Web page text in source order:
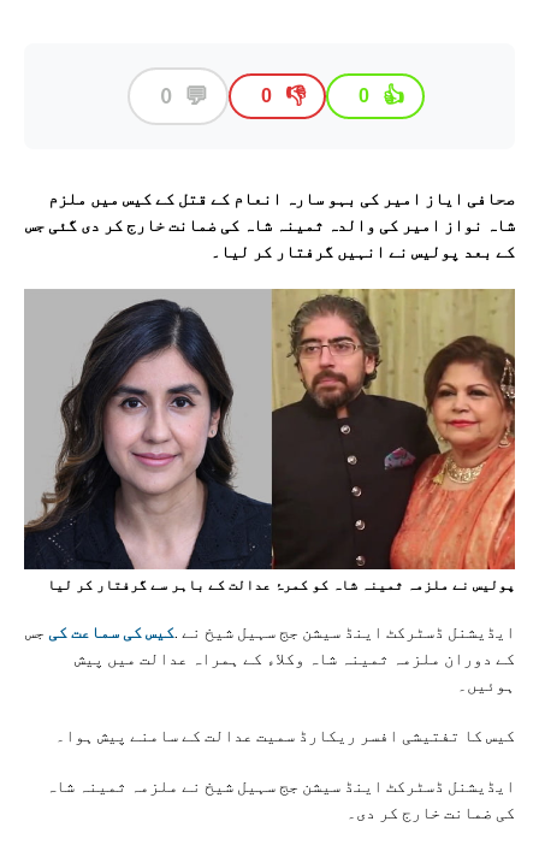
👍
0
👎
0
💬
0
صحافی ایاز امیر کی بہو سارہ انعام کے قتل کے کیس میں ملزم
شاہ نواز امیر کی والدہ ثمینہ شاہ کی ضمانت خارج کر دی گئی جس
کے بعد پولیس نے انہیں گرفتار کر لیا۔
پولیس نے ملزمہ ثمینہ شاہ کو کمرۂ عدالت کے باہر سے گرفتار کر لیا
ایڈیشنل ڈسٹرکٹ اینڈ سیشن جج سہیل شیخ نے . کیس کی سماعت کی جس
کے دوران ملزمہ ثمینہ شاہ وکلاء کے ہمراہ عدالت میں پیش
ہوئیں۔
کیس کا تفتیشی افسر ریکارڈ سمیت عدالت کے سامنے پیش ہوا۔
ایڈیشنل ڈسٹرکٹ اینڈ سیشن جج سہیل شیخ نے ملزمہ ثمینہ شاہ
کی ضمانت خارج کر دی۔